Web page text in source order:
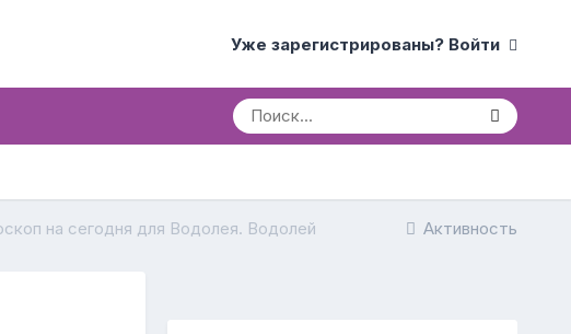
Уже зарегистрированы? Войти
Активность
на сегодня для Водолея. Водолей